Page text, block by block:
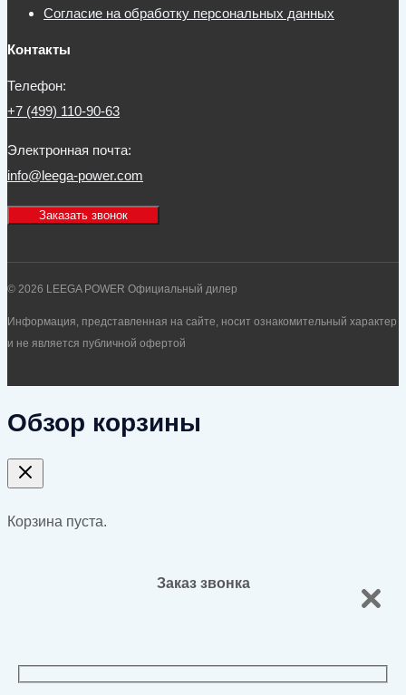
Согласие на обработку персональных данных
Контакты
Телефон:
+7 (499) 110-90-63
Электронная почта:
info@leega-power.com
Заказать звонок
© 2026 LEEGA POWER Официальный дилер
Информация, представленная на сайте, носит ознакомительный характер
и не является публичной офертой
Обзор корзины
Корзина пуста.
Заказ звонка